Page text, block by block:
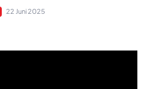
22 Juni 2025